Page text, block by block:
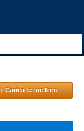
↑ Carica le tue foto